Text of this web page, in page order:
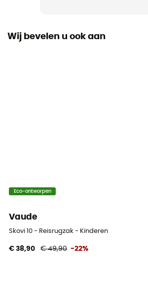
Width
Regenhoes
Wij bevelen u ook aan
Eco-ontworpen
Vaude
Skovi 10 - Reisrugzak - Kinderen
€ 38,90 € 49,90 -22%